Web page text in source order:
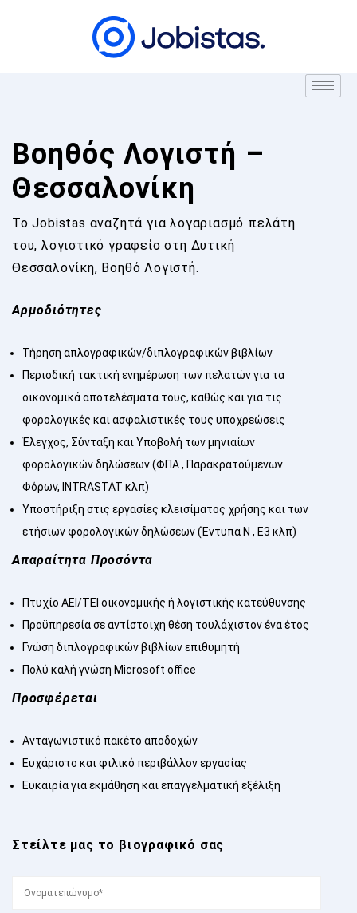
Βοηθός Λογιστή –
Θεσσαλονίκη
To Jobistas αναζητά για λογαριασμό πελάτη
του, λογιστικό γραφείο στη Δυτική
Θεσσαλονίκη, Βοηθό Λογιστή.
Αρμοδιότητες
Τήρηση απλογραφικών/διπλογραφικών βιβλίων
Περιοδική τακτική ενημέρωση των πελατών για τα
οικονομικά αποτελέσματα τους, καθώς και για τις
φορολογικές και ασφαλιστικές τους υποχρεώσεις
Έλεγχος, Σύνταξη και Υποβολή των μηνιαίων
φορολογικών δηλώσεων (ΦΠΑ , Παρακρατούμενων
Φόρων, INTRASTAT κλπ)
Υποστήριξη στις εργασίες κλεισίματος χρήσης και των
ετήσιων φορολογικών δηλώσεων (Έντυπα Ν , Ε3 κλπ)
Απαραίτητα Προσόντα
Πτυχίο ΑΕΙ/ΤΕΙ οικονομικής ή λογιστικής κατεύθυνσης
Προϋπηρεσία σε αντίστοιχη θέση τουλάχιστον ένα έτος
Γνώση διπλογραφικών βιβλίων επιθυμητή
Πολύ καλή γνώση Microsoft office
Προσφέρεται
Ανταγωνιστικό πακέτο αποδοχών
Ευχάριστο και φιλικό περιβάλλον εργασίας
Ευκαιρία για εκμάθηση και επαγγελματική εξέλιξη
Στείλτε μας το βιογραφικό σας